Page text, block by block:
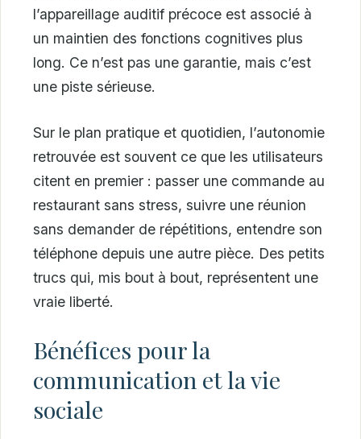
l’appareillage auditif précoce est associé à
un maintien des fonctions cognitives plus
long. Ce n’est pas une garantie, mais c’est
une piste sérieuse.
Sur le plan pratique et quotidien, l’autonomie
retrouvée est souvent ce que les utilisateurs
citent en premier : passer une commande au
restaurant sans stress, suivre une réunion
sans demander de répétitions, entendre son
téléphone depuis une autre pièce. Des petits
trucs qui, mis bout à bout, représentent une
vraie liberté.
Bénéfices pour la
communication et la vie
sociale